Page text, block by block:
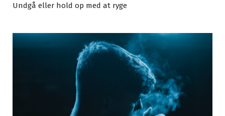
Undgå eller hold op med at ryge